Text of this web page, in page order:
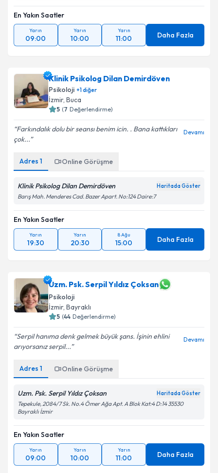
En Yakın Saatler
Yarın
09:00
Yarın
10:00
Yarın
11:00 Daha Fazla
Klinik Psikolog Dilan Demirdöven
Psikoloji +1diğer
İzmir, Buca
5 (7 Değerlendirme)
Farkındalık dolu bir seansı benim icin. . Bana kattıkları
çok...
Devamı
Adres 1 Online Görüşme
Klinik Psikolog Dilan Demirdöven Haritada Göster
Barış Mah. Menderes Cad. Bazer Apart. No:124 Daire:7
En Yakın Saatler
Yarın
19:30
Yarın
20:30
8 Ağu
15:00 Daha Fazla
Uzm. Psk. Serpil Yıldız Çoksan
Psikoloji
İzmir, Bayraklı
5 (44 Değerlendirme)
Serpil hanıma denk gelmek büyük şans. İşinin ehlini
arıyorsanız serpil...
Devamı
Adres 1 Online Görüşme
Uzm. Psk. Serpil Yıldız Çoksan Haritada Göster
Tepekule, 2084/7 Sk. No.4 Ömer Ağa Apt. A Blok Kat:4 D:14 35530
Bayraklı İzmir
En Yakın Saatler
Yarın
09:00
Yarın
10:00
Yarın
11:00 Daha Fazla